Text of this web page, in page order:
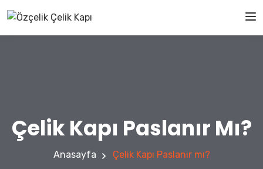
Çelik Kapı Paslanır Mı?
Anasayfa Çelik Kapı Paslanır mı?